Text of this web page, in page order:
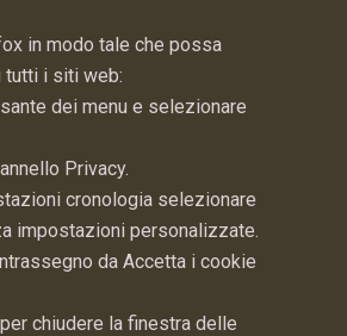
in modo tale che possa
tutti i siti web:
dei menu e selezionare
Privacy.
cronologia selezionare
impostazioni personalizzate.
da Accetta i cookie
chiudere la finestra delle